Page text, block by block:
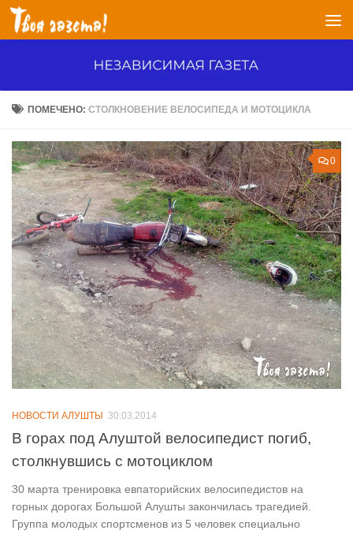
Перейти к содержимому
ПОМЕЧЕНО:СТОЛКНОВЕНИЕ ВЕЛОСИПЕДА И МОТОЦИКЛА
0
НОВОСТИ АЛУШТЫ 30.03.2014
В горах под Алуштой велосипедист погиб,
столкнувшись с мотоциклом
30 марта тренировка евпаторийских велосипедистов на
горных дорогах Большой Алушты закончилась трагедией.
Группа молодых спортсменов из 5 человек специально